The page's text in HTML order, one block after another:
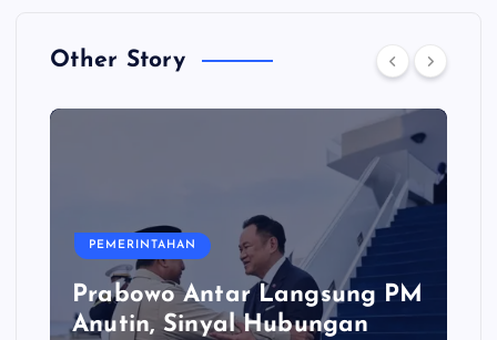
Other Story
PEMERINTAHAN
Prabowo Antar Langsung PM
Anutin, Sinyal Hubungan